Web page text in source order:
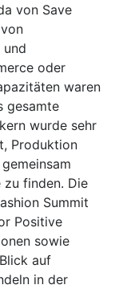
von Save
und
oder
waren
gesamte
wurde sehr
Produktion
zu finden. Die
Summit
Positive
sowie
auf
in der